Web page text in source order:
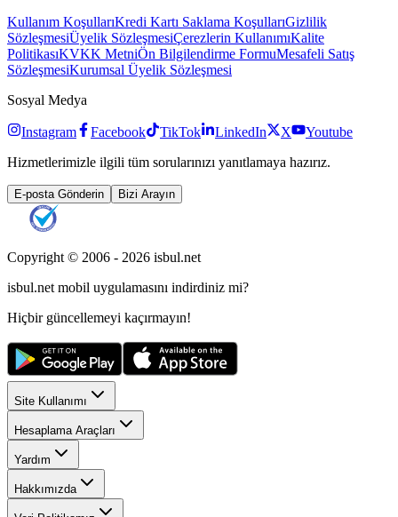
Kullanım KoşullarıKredi Kartı Saklama KoşullarıGizlilik
SözleşmesiÜyelik SözleşmesiÇerezlerin KullanımıKalite
PolitikasıKVKK MetniÖn Bilgilendirme FormuMesafeli Satış
SözleşmesiKurumsal Üyelik Sözleşmesi
Sosyal Medya
Instagram Facebook TikTok LinkedIn X
Youtube
Hizmetlerimizle ilgili tüm sorularınızı yanıtlamaya hazırız.
E-posta Gönderin Bizi Arayın
Copyright © 2006 - 2026 isbul.net
isbul.net mobil uygulamasını indirdiniz mi?
Hiçbir güncellemeyi kaçırmayın!
Site Kullanımı
Hesaplama Araçları
Yardım
Hakkımızda